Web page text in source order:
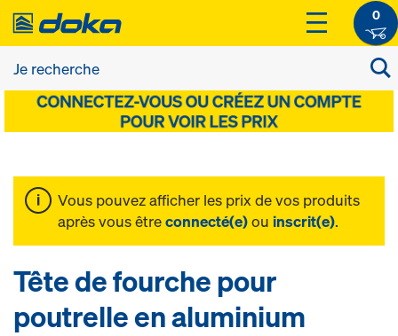
0
Vous pouvez afficher les prix de vos produits
après vous êtreconnecté(e)ou inscrit(e).
Tête de fourche pour
poutrelle en aluminium